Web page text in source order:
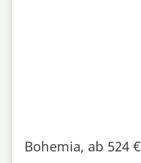
Bohemia, ab 524 €